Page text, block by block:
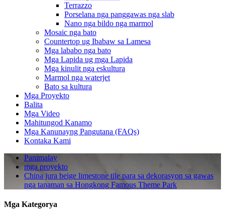
Terrazzo
Porselana nga panggawas nga slab
Nano nga bildo nga marmol
Mosaic nga bato
Countertop ug Ibabaw sa Lamesa
Mga lababo nga bato
Mga Lapida ug mga Lapida
Mga kinulit nga eskultura
Marmol nga waterjet
Bato sa kultura
Mga Proyekto
Balita
Mga Video
Mahitungod Kanamo
Mga Kanunayng Pangutana (FAQs)
Kontaka Kami
Panimalay
mga proyekto
China jura beige limestone tile para sa dekorasyon sa gawas
nga tanaman sa Hongkong Famous Theme Park
Mga Kategorya